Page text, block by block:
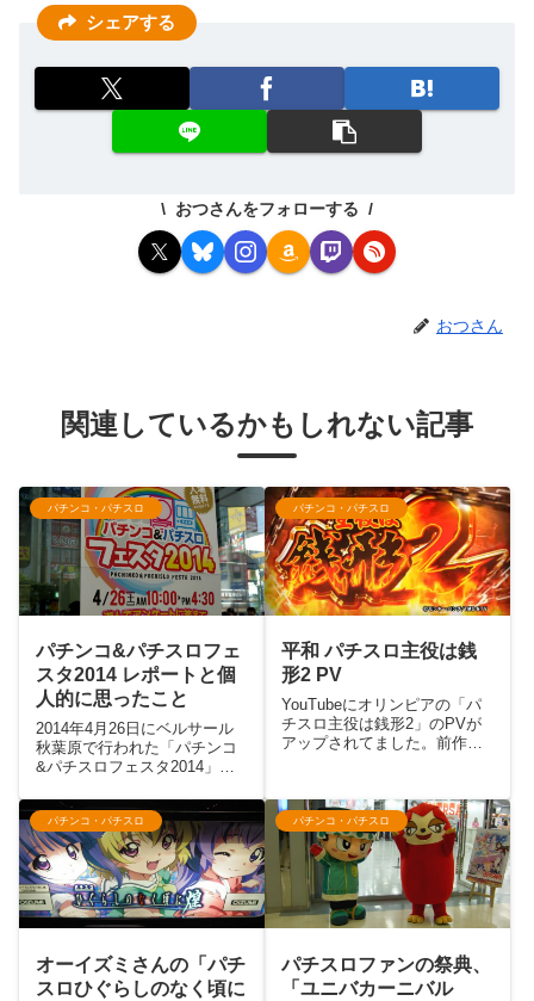
シェアする
おつさんをフォローする
おつさん
関連しているかもしれない記事
パチンコ・パチスロ
パチンコ&パチスロフェ
スタ2014 レポートと個
人的に思ったこと
2014年4月26日にベルサール
秋葉原で行われた「パチンコ
&パチスロフェスタ2014」を
にも恵まれたこともあり結構
な入場者数でした。いろいろ
写真も撮ってきましたし、い
ろいろ言いたいこともあるの
で詳しくは本文で。 ベ...
パチンコ・パチスロ
平和 パチスロ主役は銭
形2 PV
YouTubeにオリンピアの「パ
チスロ主役は銭形2」のPVが
アップされてました。前作は4
して一世を風靡しましたが、5
号機でも「3G連」「711枚」
は踏襲されているようです。
純増約2....
パチンコ・パチスロ
オーイズミさんの「パチ
スロひぐらしのなく頃に
パチンコ・パチスロ
パチスロファンの祭典、
「ユニバカーニバル